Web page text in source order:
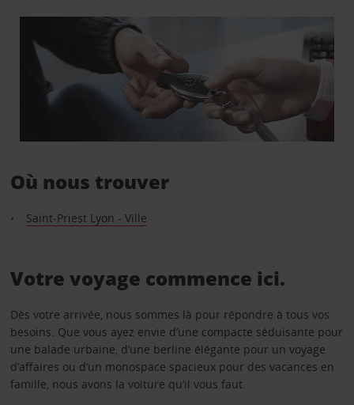
Où nous trouver
Saint-Priest Lyon - Ville
Votre voyage commence ici.
Dès votre arrivée, nous sommes là pour répondre à tous vos
besoins. Que vous ayez envie d’une compacte séduisante pour
une balade urbaine, d’une berline élégante pour un voyage
d’affaires ou d’un monospace spacieux pour des vacances en
famille, nous avons la voiture qu’il vous faut.